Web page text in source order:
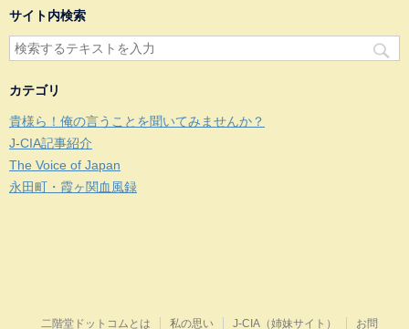
サイト内検索
カテゴリ
貴様ら！俺の言うことを聞いてみませんか？
J-CIA記事紹介
The Voice of Japan
永田町・霞ヶ関血風録